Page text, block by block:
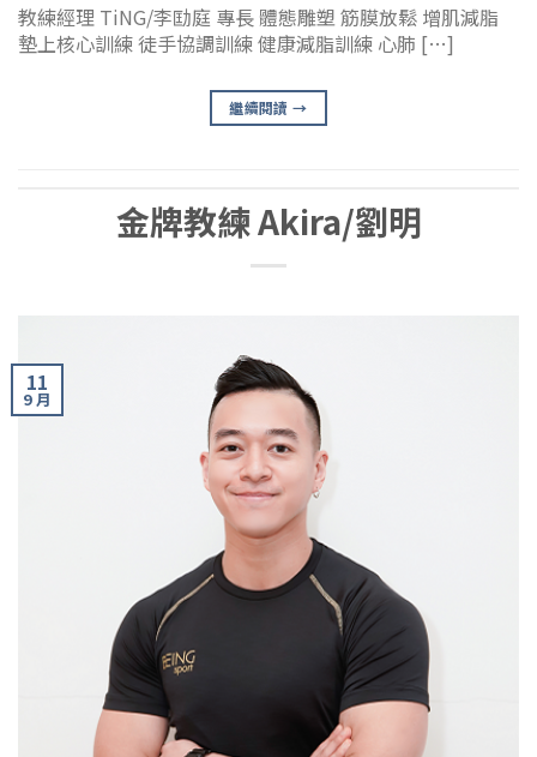
教練經理 TiNG/李劻庭 專長 體態雕塑 筋膜放鬆 增肌減脂
墊上核心訓練 徒手協調訓練 健康減脂訓練 心肺 […]
繼續閱讀→
金牌教練 Akira/劉明
11
9 月